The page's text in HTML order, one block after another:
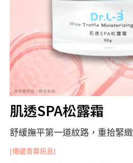
肌透SPA松露霜
舒緩撫平第一道紋路，重拾緊緻
[傳遞青春訊息]